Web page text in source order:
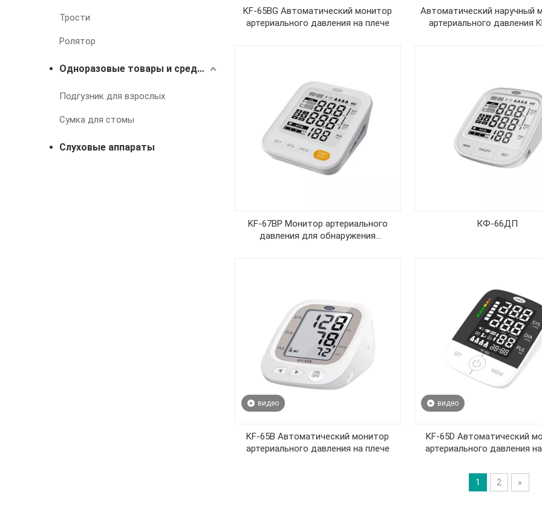
Трости
Ролятор
Одноразовые товары и средства для лечения недержания
Подгузник для взрослых
Сумка для стомы
Слуховые аппараты
KF-65BG Автоматический монитор
артериального давления на плече
Автоматический наручный
артериального давления
KF-67BP Монитор артериального
давления для обнаружения
КФ-66ДП
видео
KF-65B Автоматический монитор
артериального давления на плече
видео
KF-65D Автоматический
артериального давления
1 2 »